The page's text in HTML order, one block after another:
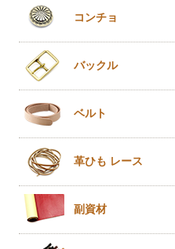
コンチョ
バックル
ベルト
革ひも レース
副資材